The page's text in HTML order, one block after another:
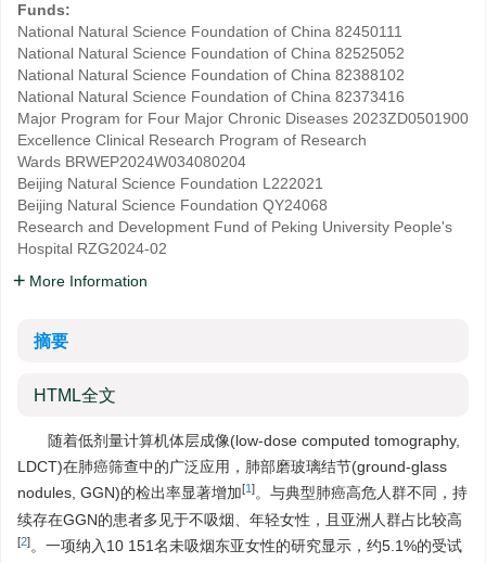
Funds:
National Natural Science Foundation of China 82450111
National Natural Science Foundation of China 82525052
National Natural Science Foundation of China 82388102
National Natural Science Foundation of China 82373416
Major Program for Four Major Chronic Diseases 2023ZD0501900
Excellence Clinical Research Program of Research
Wards BRWEP2024W034080204
Beijing Natural Science Foundation L222021
Beijing Natural Science Foundation QY24068
Research and Development Fund of Peking University People's
Hospital RZG2024-02
More Information
摘要
HTML全文
随着低剂量计算机体层成像(low-dose computed tomography,
LDCT)在肺癌筛查中的广泛应用，肺部磨玻璃结节(ground-glass
nodules, GGN)的检出率显著增加[1]。与典型肺癌高危人群不同，持
续存在GGN的患者多见于不吸烟、年轻女性，且亚洲人群占比较高
[2]。一项纳入10 151名未吸烟东亚女性的研究显示，约5.1%的受试